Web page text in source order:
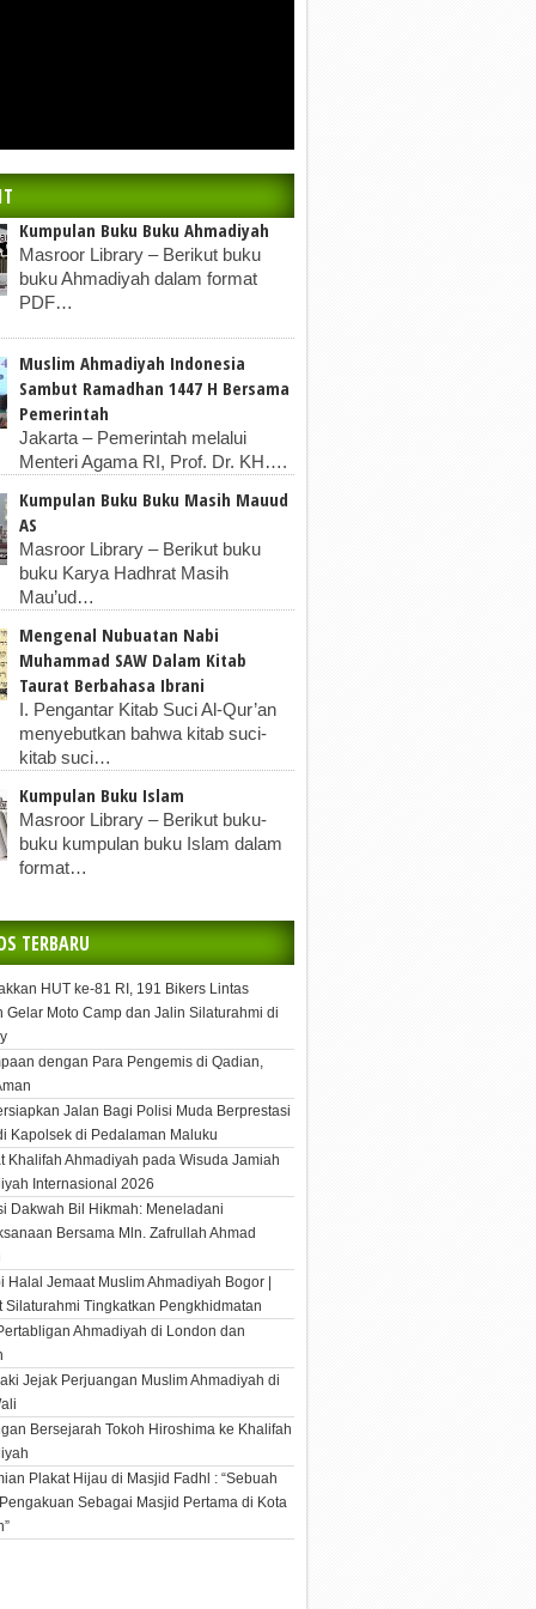
Kumpulan Buku Buku Ahmadiyah
Masroor Library – Berikut buku
buku Ahmadiyah dalam format
PDF…
Muslim Ahmadiyah Indonesia
Sambut Ramadhan 1447 H Bersama
Pemerintah
Jakarta – Pemerintah melalui
Menteri Agama RI, Prof. Dr. KH….
Kumpulan Buku Buku Masih Mauud
AS
Masroor Library – Berikut buku
buku Karya Hadhrat Masih
Mau’ud…
Mengenal Nubuatan Nabi
Muhammad SAW Dalam Kitab
Taurat Berbahasa Ibrani
I. Pengantar Kitab Suci Al-Qur’an
menyebutkan bahwa kitab suci-
kitab suci…
Kumpulan Buku Islam
Masroor Library – Berikut buku-
buku kumpulan buku Islam dalam
format…
TERBARU
HUT ke-81 RI, 191 Bikers Lintas
Gelar Moto Camp dan Jalin Silaturahmi di
dengan Para Pengemis di Qadian,
Jalan Bagi Polisi Muda Berprestasi
Kapolsek di Pedalaman Maluku
Khalifah Ahmadiyah pada Wisuda Jamiah
Internasional 2026
Dakwah Bil Hikmah: Meneladani
Bersama Mln. Zafrullah Ahmad
Halal Jemaat Muslim Ahmadiyah Bogor |
Silaturahmi Tingkatkan Pengkhidmatan
Ahmadiyah di London dan
Jejak Perjuangan Muslim Ahmadiyah di
Bersejarah Tokoh Hiroshima ke Khalifah
Plakat Hijau di Masjid Fadhl : “Sebuah
Sebagai Masjid Pertama di Kota